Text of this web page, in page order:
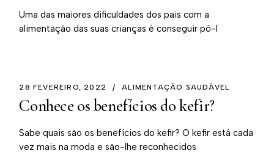
Uma das maiores dificuldades dos pais com a
alimentação das suas crianças é conseguir pô-l
28 FEVEREIRO, 2022 ALIMENTAÇÃO SAUDÁVEL
Conhece os benefícios do kefir?
Sabe quais são os benefícios do kefir? O kefir está cada
vez mais na moda e são-lhe reconhecidos